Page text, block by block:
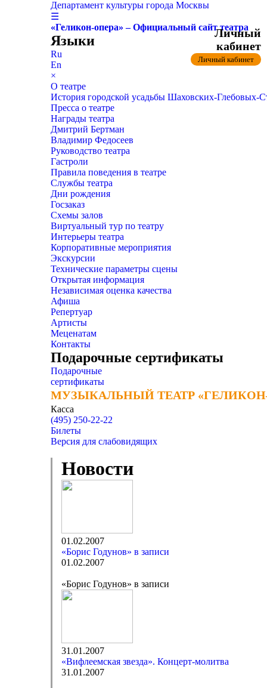
Департамент культуры города Москвы
☰
«Геликон-опера» – Официальный сайт театра
Языки
Ru
En
×
О театре
История городской усадьбы Шаховских-
Пресса о театре
Награды театра
Дмитрий Бертман
Владимир Федосеев
Руководство театра
Гастроли
Правила поведения в театре
Службы театра
Дни рождения
Госзаказ
Схемы залов
Виртуальный тур по театру
Интерьеры театра
Корпоративные мероприятия
Экскурсии
Технические параметры сцены
Открытая информация
Независимая оценка качества
Афиша
Репертуар
Артисты
Меценатам
Контакты
Подарочные сертификаты
Подарочные
сертификаты
МУЗЫКАЛЬНЫЙ ТЕАТР
МУЗЫКАЛЬНЫЙ ТЕАТР
Касса
(495) 250-22-22
Личный
кабинет
Личный кабинет
Билеты
Версия для слабовидящих
Новости
01.02.2007
«Борис Годунов» в записи
01.02.2007
«Борис Годунов» в записи
31.01.2007
«Вифлеемская звезда». Концерт-молитва
31.01.2007